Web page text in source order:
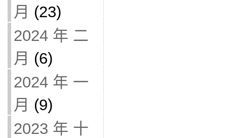
月 (23)
2024 年 二
月 (6)
2024 年 一
月 (9)
2023 年 十